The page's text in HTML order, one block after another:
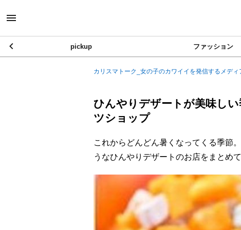
pickup ファッション
カリスマトーク_女の子のカワイイを発信するメディ
ひんやりデザートが美味し
ツショップ
これからどんどん暑くなってくる季節
うなひんやりデザートのお店をまとめ